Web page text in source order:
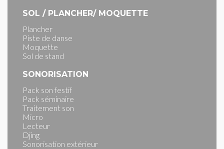
SOL / PLANCHER/ MOQUETTE
Plancher
Piste de danse
Moquette
Sol de stand
SONORISATION
Pack son festif
Pack séminaire
Traitement son
Micro
Lecteur
Djing
Sonorisation extérieur